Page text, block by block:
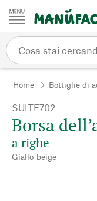
Vai al contenuto
Home Bottiglie di
SUITE702
Borsa
a righe
Giallo-beige